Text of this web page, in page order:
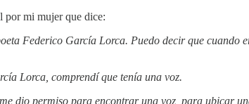
por mi mujer que dice:
Federico García Lorca. Puedo decir que cuando
Lorca, comprendí que tenía una voz.
dio permiso para encontrar una voz, para ubicar